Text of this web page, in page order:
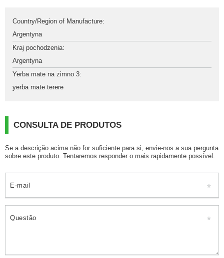
Country/Region of Manufacture:
Argentyna
Kraj pochodzenia:
Argentyna
Yerba mate na zimno 3:
yerba mate terere
CONSULTA DE PRODUTOS
Se a descrição acima não for suficiente para si, envie-nos a sua pergunta
sobre este produto. Tentaremos responder o mais rapidamente possível.
E-mail
Questão